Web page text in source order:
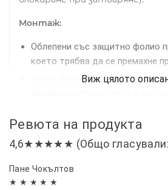
Монтаж:
Облепени със защитно фолио
което трябва да се премахне
Лесен монтаж в канала на
Препоръчително е
рамките на прозорците за най-
Подходящи за:
Ревюта на продукта
4,6★★★★★ (Общо гласували:
Пане Чокълтов
★ ★ ★ ★ ★